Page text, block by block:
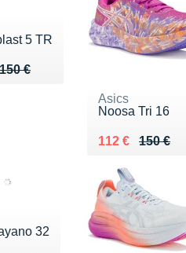
5 TR
150 €
de 150 €
98 €
Asics
Noosa Tri 16
150 €
Au lieu de 150 €
112 €
Vendu 112 €
32